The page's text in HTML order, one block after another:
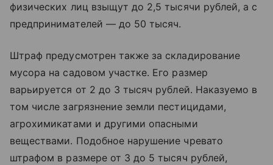
физических лиц взыщут до 2,5 тысячи рублей, а с
предпринимателей — до 50 тысяч.
Штраф предусмотрен также за складирование
мусора на садовом участке. Его размер
варьируется от 2 до 3 тысяч рублей. Наказуемо в
том числе загрязнение земли пестицидами,
агрохимикатами и другими опасными
веществами. Подобное нарушение чревато
штрафом в размере от 3 до 5 тысяч рублей,